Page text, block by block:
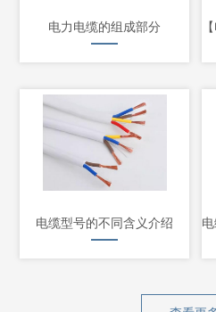
电力电缆的组成部分
电缆型号的不同含义介绍